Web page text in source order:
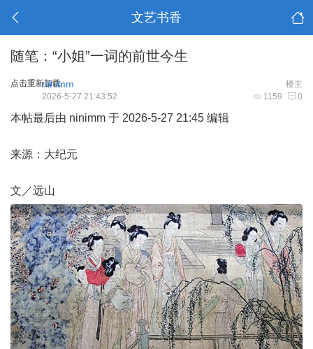
文艺书香
随笔：“小姐”一词的前世今生
点击重新加载 楼主
ninimm
1159 0
2026-5-27 21:43:52
本帖最后由 ninimm 于 2026-5-27 21:45 编辑
来源：大纪元
文／远山